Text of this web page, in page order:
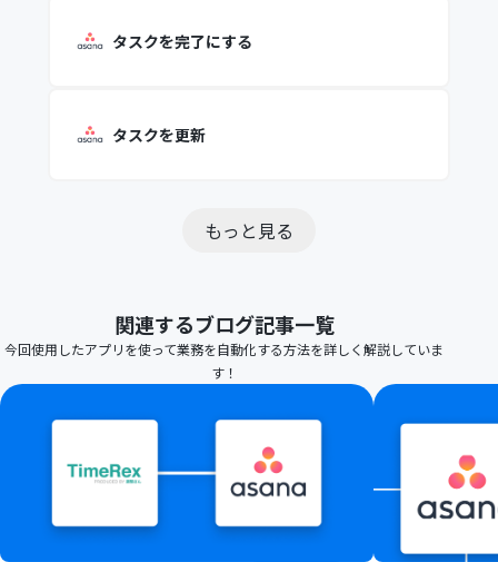
タスクを完了にする
タスクを更新
もっと見る
関連するブログ記事一覧
今回使用したアプリを使って業務を自動化する方法を詳しく解説していま
す！